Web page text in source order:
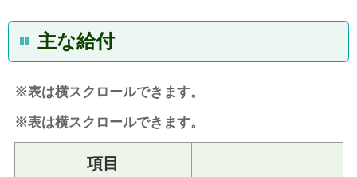
主な給付
※表は横スクロールできます。
※表は横スクロールできます。
項目